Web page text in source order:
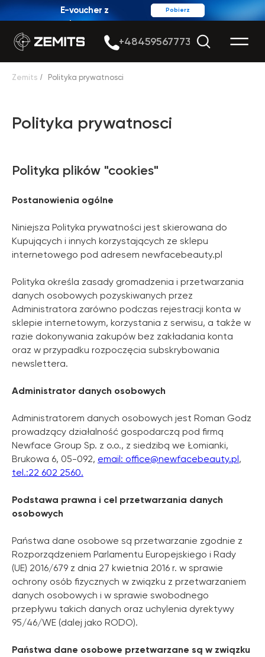
Pobierz
E-voucher z
rabatem
Zemits / Polityka prywatnosci
Polityka prywatnosci
Polityka plików "cookies"
Postanowienia ogólne
Niniejsza Polityka prywatności jest skierowana do
Kupujących i innych korzystających ze sklepu
internetowego pod adresem newfacebeauty.pl
Polityka określa zasady gromadzenia i przetwarzania
danych osobowych pozyskiwanych przez
Administratora zarówno podczas rejestracji konta w
sklepie internetowym, korzystania z serwisu, a także w
razie dokonywania zakupów bez zakładania konta
oraz w przypadku rozpoczęcia subskrybowania
newslettera.
Administrator danych osobowych
Administratorem danych osobowych jest Roman Godz
prowadzący działalność gospodarczą pod firmą
Newface Group Sp. z o.o., z siedzibą we Łomianki,
Brukowa 6, 05-092, email: office@newfacebeauty.pl,
tel.:22 602 2560.
Podstawa prawna i cel przetwarzania danych
osobowych
Państwa dane osobowe są przetwarzanie zgodnie z
Rozporządzeniem Parlamentu Europejskiego i Rady
(UE) 2016/679 z dnia 27 kwietnia 2016 r. w sprawie
ochrony osób fizycznych w związku z przetwarzaniem
danych osobowych i w sprawie swobodnego
przepływu takich danych oraz uchylenia dyrektywy
95/46/WE (dalej jako RODO).
Państwa dane osobowe przetwarzane są w związku